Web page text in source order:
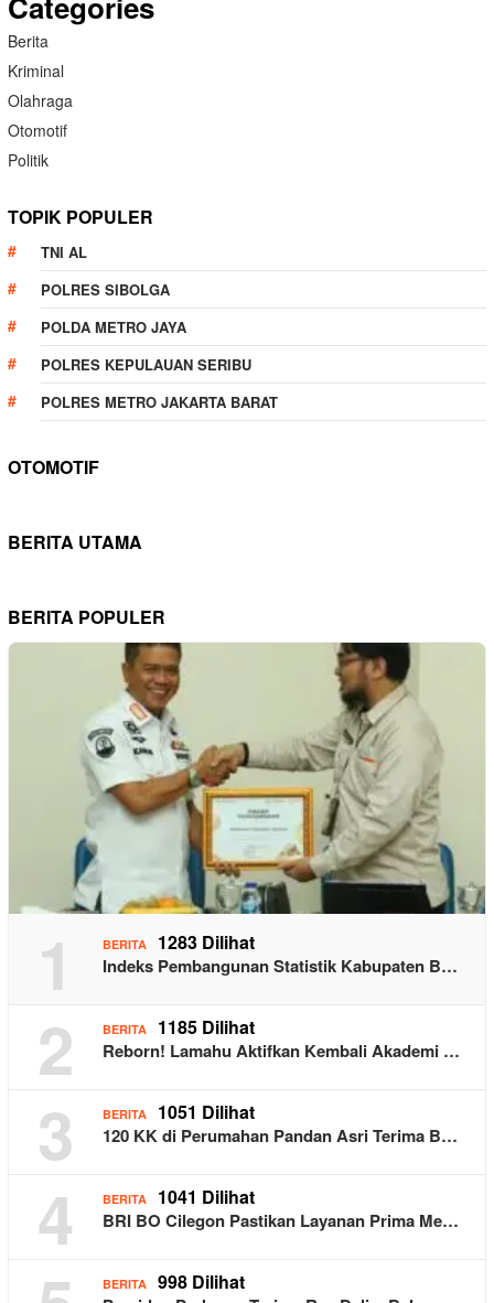
Berita
Kriminal
Olahraga
Otomotif
Politik
TOPIK POPULER
TNI AL
POLRES SIBOLGA
POLDA METRO JAYA
POLRES KEPULAUAN SERIBU
POLRES METRO JAKARTA BARAT
OTOMOTIF
BERITA UTAMA
BERITA POPULER
1 BERITA 1283 Dilihat
Indeks Pembangunan Statistik Kabupaten B…
2 BERITA 1185 Dilihat
Reborn! Lamahu Aktifkan Kembali Akademi …
3 BERITA 1051 Dilihat
120 KK di Perumahan Pandan Asri Terima B…
4 BERITA 1041 Dilihat
BRI BO Cilegon Pastikan Layanan Prima Me…
BERITA 998 Dilihat